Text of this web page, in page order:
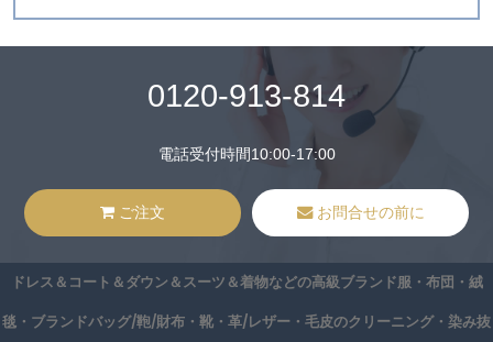
0120-913-814
電話受付時間10:00-17:00
ご注文 お問合せの前に
ドレス＆コート＆ダウン＆スーツ＆着物などの高級ブランド服・布団・絨
毯・ブランドバッグ/鞄/財布・靴・革/レザー・毛皮のクリーニング・染み抜